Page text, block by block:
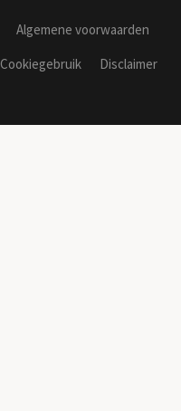
Algemene voorwaarden
Cookiegebruik
Disclaimer